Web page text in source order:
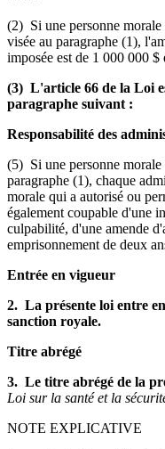
(2) Si une personne
visée au paragraphe (1),
imposée est de 1 000 000
(3) L'article 66 de la Loi
paragraphe suivant :
Responsabilité des
(5) Si une personne
paragraphe (1), chaque
morale qui a autorisé ou
également coupable d'une
culpabilité, d'une amende
emprisonnement de deux
Entrée en vigueur
2. La présente loi entre
sanction royale.
Titre abrégé
3. Le titre abrégé de la
Loi sur la santé et la
NOTE EXPLICATIVE